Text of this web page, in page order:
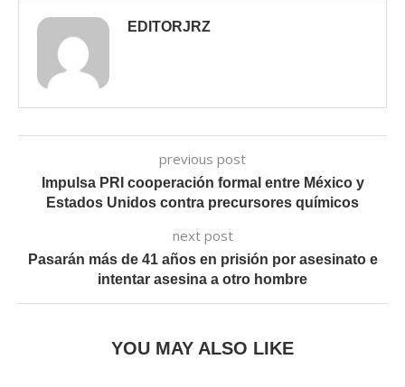
EDITORJRZ
previous post
Impulsa PRI cooperación formal entre México y
Estados Unidos contra precursores químicos
next post
Pasarán más de 41 años en prisión por asesinato e
intentar asesina a otro hombre
YOU MAY ALSO LIKE